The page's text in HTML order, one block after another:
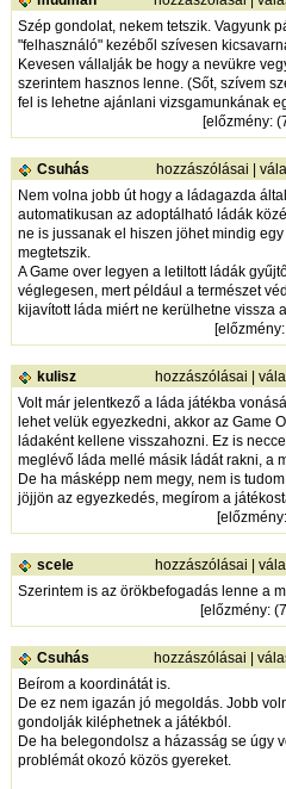
Szép gondolat, nekem tetszik. Vagyunk
"felhasználó" kezéből szívesen
Kevesen vállalják be hogy a nevükre
szerintem hasznos lenne. (Sőt, szívem
fel is lehetne ajánlani vizsgamunkának
[előzmény:
Csuhás hozzászólásai
Nem volna jobb út hogy a ládagazda
automatikusan az adoptálható ládák
ne is jussanak el hiszen jöhet mindig
megtetszik.
A Game over legyen a letiltott ládák
véglegesen, mert például a természet
kijavított láda miért ne kerülhetne vissza
[előzmény
kulisz hozzászólásai
Volt már jelentkező a láda játékba
lehet velük egyezkedni, akkor az Game
ládaként kellene visszahozni. Ez is
meglévő láda mellé másik ládát rakni, a
De ha másképp nem megy, nem is
jöjjön az egyezkedés, megírom a
[előzmény
scele hozzászólásai
Szerintem is az örökbefogadás lenne a
[előzmény:
Csuhás hozzászólásai
Beírom a koordinátát is.
De ez nem igazán jó megoldás. Jobb
gondolják kiléphetnek a játékból.
De ha belegondolsz a házasság se úgy
problémát okozó közös gyereket.